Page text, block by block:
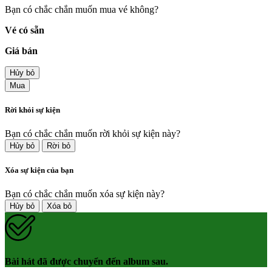
Bạn có chắc chắn muốn mua vé không?
Vé có sẵn
Giá bán
Hủy bỏ
Mua
Rời khỏi sự kiện
Bạn có chắc chắn muốn rời khỏi sự kiện này?
Hủy bỏ Rời bỏ
Xóa sự kiện của bạn
Bạn có chắc chắn muốn xóa sự kiện này?
Hủy bỏ Xóa bỏ
Bài hát đã được chuyển đến album sau.